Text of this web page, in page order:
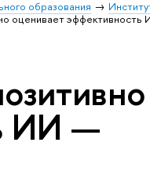
образования
оценивает
ИИ —